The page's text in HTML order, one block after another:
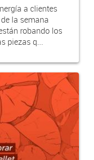
a clientes
la semana
robando los
piezas q...